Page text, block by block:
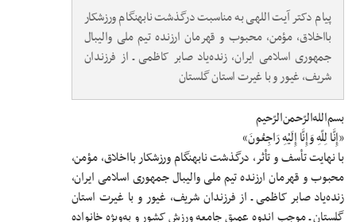
پیام دکتر آیت اللهی به مناسبت درگذشت نابهنگام ورزشکار
بااخلاق، مؤمن، محبوب و قهرمان ارزنده تیم ملی والیبال
جمهوری اسلامی ایران، زنده‌یاد صابر کاظمی ـ از فرزندان
شریف، غیور و با غیرت استان گلستان
بسم‌الله‌الرّحمن‌الرّحیم
«إِنَّا لِلّهِ وَإِنَّا إِلَیْهِ رَاجِعُونَ»
با نهایت تأسف و تأثر، درگذشت نابهنگام ورزشکار بااخلاق، مؤمن،
محبوب و قهرمان ارزنده تیم ملی والیبال جمهوری اسلامی ایران،
زنده‌یاد صابر کاظمی ـ از فرزندان شریف، غیور و با غیرت استان
گلستان ـ موجب اندوه عمیق جامعه ورزش کشور و به‌ویژه خانواده